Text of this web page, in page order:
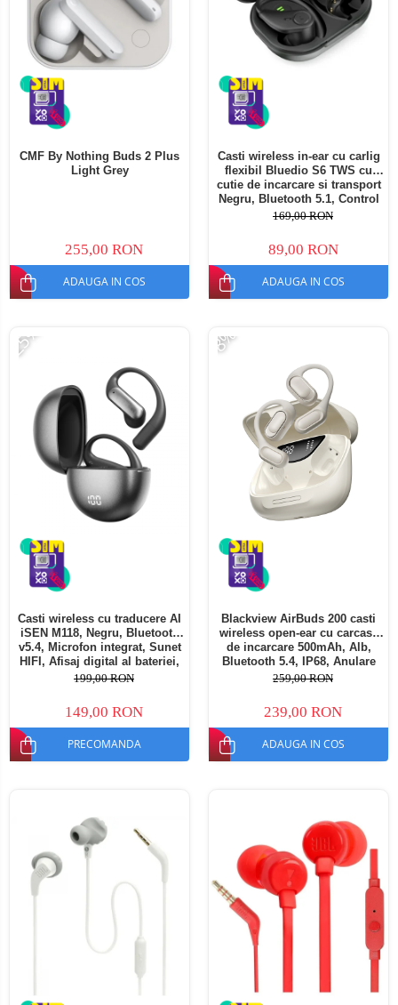
CMF By Nothing Buds 2 Plus
Light Grey
255,00 RON
ADAUGA IN COS
Casti wireless in-ear cu carlig
flexibil Bluedio S6 TWS cu
cutie de incarcare si transport
Negru, Bluetooth 5.1, Control
tactil, Type-C
169,00 RON
89,00 RON
ADAUGA IN COS
-25%
Casti wireless cu traducere AI
iSEN M118, Negru, Bluetooth
v5.4, Microfon integrat, Sunet
HIFI, Afisaj digital al bateriei,
Incarcare rapida Type-C,
Transcriere
199,00 RON
149,00 RON
PRECOMANDA
-8%
Blackview AirBuds 200 casti
wireless open-ear cu carcasa
de incarcare 500mAh, Alb,
Bluetooth 5.4, IP68, Anulare
zgomot AI, Asistent vocal,
LED inteligent
259,00 RON
239,00 RON
ADAUGA IN COS